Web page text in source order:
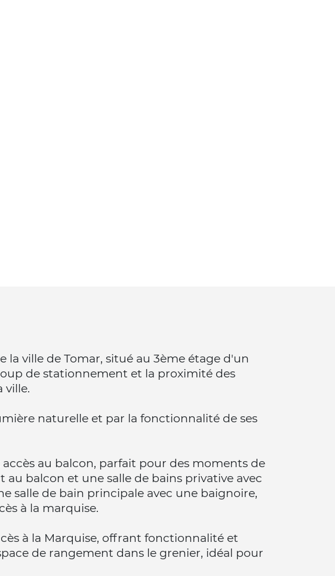
ville de Tomar, situé au 3ème étage d'un
de stationnement et la proximité des
ville.
naturelle et par la fonctionnalité de ses
au balcon, parfait pour des moments de
balcon et une salle de bains privative avec
salle de bain principale avec une baignoire,
à la marquise.
à la Marquise, offrant fonctionnalité et
de rangement dans le grenier, idéal pour